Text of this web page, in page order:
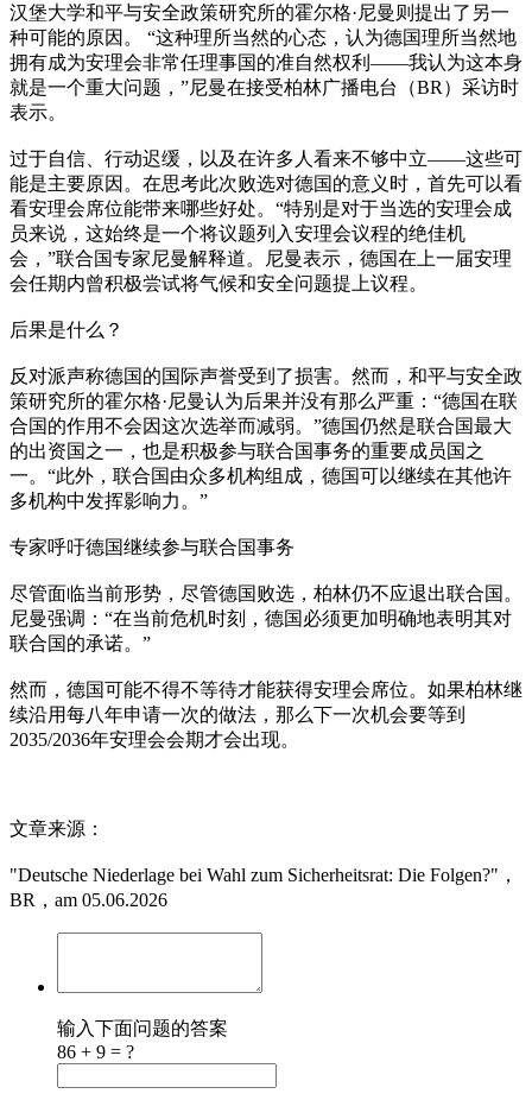
汉堡大学和平与安全政策研究所的霍尔格·尼曼则提出了另一
种可能的原因。 “这种理所当然的心态，认为德国理所当然地
拥有成为安理会非常任理事国的准自然权利——我认为这本身
就是一个重大问题，”尼曼在接受柏林广播电台（BR）采访时
表示。
过于自信、行动迟缓，以及在许多人看来不够中立——这些可
能是主要原因。在思考此次败选对德国的意义时，首先可以看
看安理会席位能带来哪些好处。“特别是对于当选的安理会成
员来说，这始终是一个将议题列入安理会议程的绝佳机
会，”联合国专家尼曼解释道。尼曼表示，德国在上一届安理
会任期内曾积极尝试将气候和安全问题提上议程。
后果是什么？
反对派声称德国的国际声誉受到了损害。然而，和平与安全政
策研究所的霍尔格·尼曼认为后果并没有那么严重：“德国在联
合国的作用不会因这次选举而减弱。”德国仍然是联合国最大
的出资国之一，也是积极参与联合国事务的重要成员国之
一。“此外，联合国由众多机构组成，德国可以继续在其他许
多机构中发挥影响力。”
专家呼吁德国继续参与联合国事务
尽管面临当前形势，尽管德国败选，柏林仍不应退出联合国。
尼曼强调：“在当前危机时刻，德国必须更加明确地表明其对
联合国的承诺。”
然而，德国可能不得不等待才能获得安理会席位。如果柏林继
续沿用每八年申请一次的做法，那么下一次机会要等到
2035/2036年安理会会期才会出现。
文章来源：
"Deutsche Niederlage bei Wahl zum Sicherheitsrat: Die Folgen?"，
BR，am 05.06.2026
输入下面问题的答案
86 + 9 = ?